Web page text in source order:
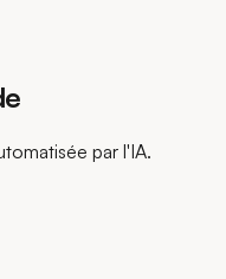
par l'IA.